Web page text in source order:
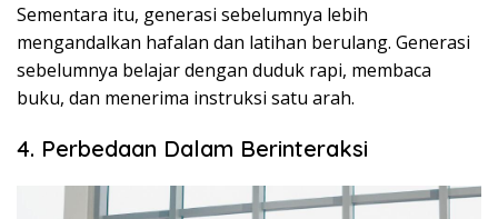
Sementara itu, generasi sebelumnya lebih
mengandalkan hafalan dan latihan berulang. Generasi
sebelumnya belajar dengan duduk rapi, membaca
buku, dan menerima instruksi satu arah.
4. Perbedaan Dalam Berinteraksi